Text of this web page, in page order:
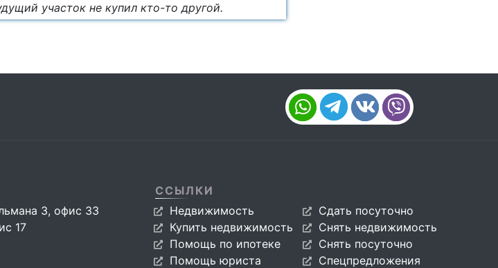
участок не купил кто-то другой.
3, офис 33
17
ССЫЛКИ
Недвижимость
Купить недвижимость
Помощь по ипотеке
Помощь юриста
Сдать посуточно
Снять недвижимость
Снять посуточно
Спецпредложения